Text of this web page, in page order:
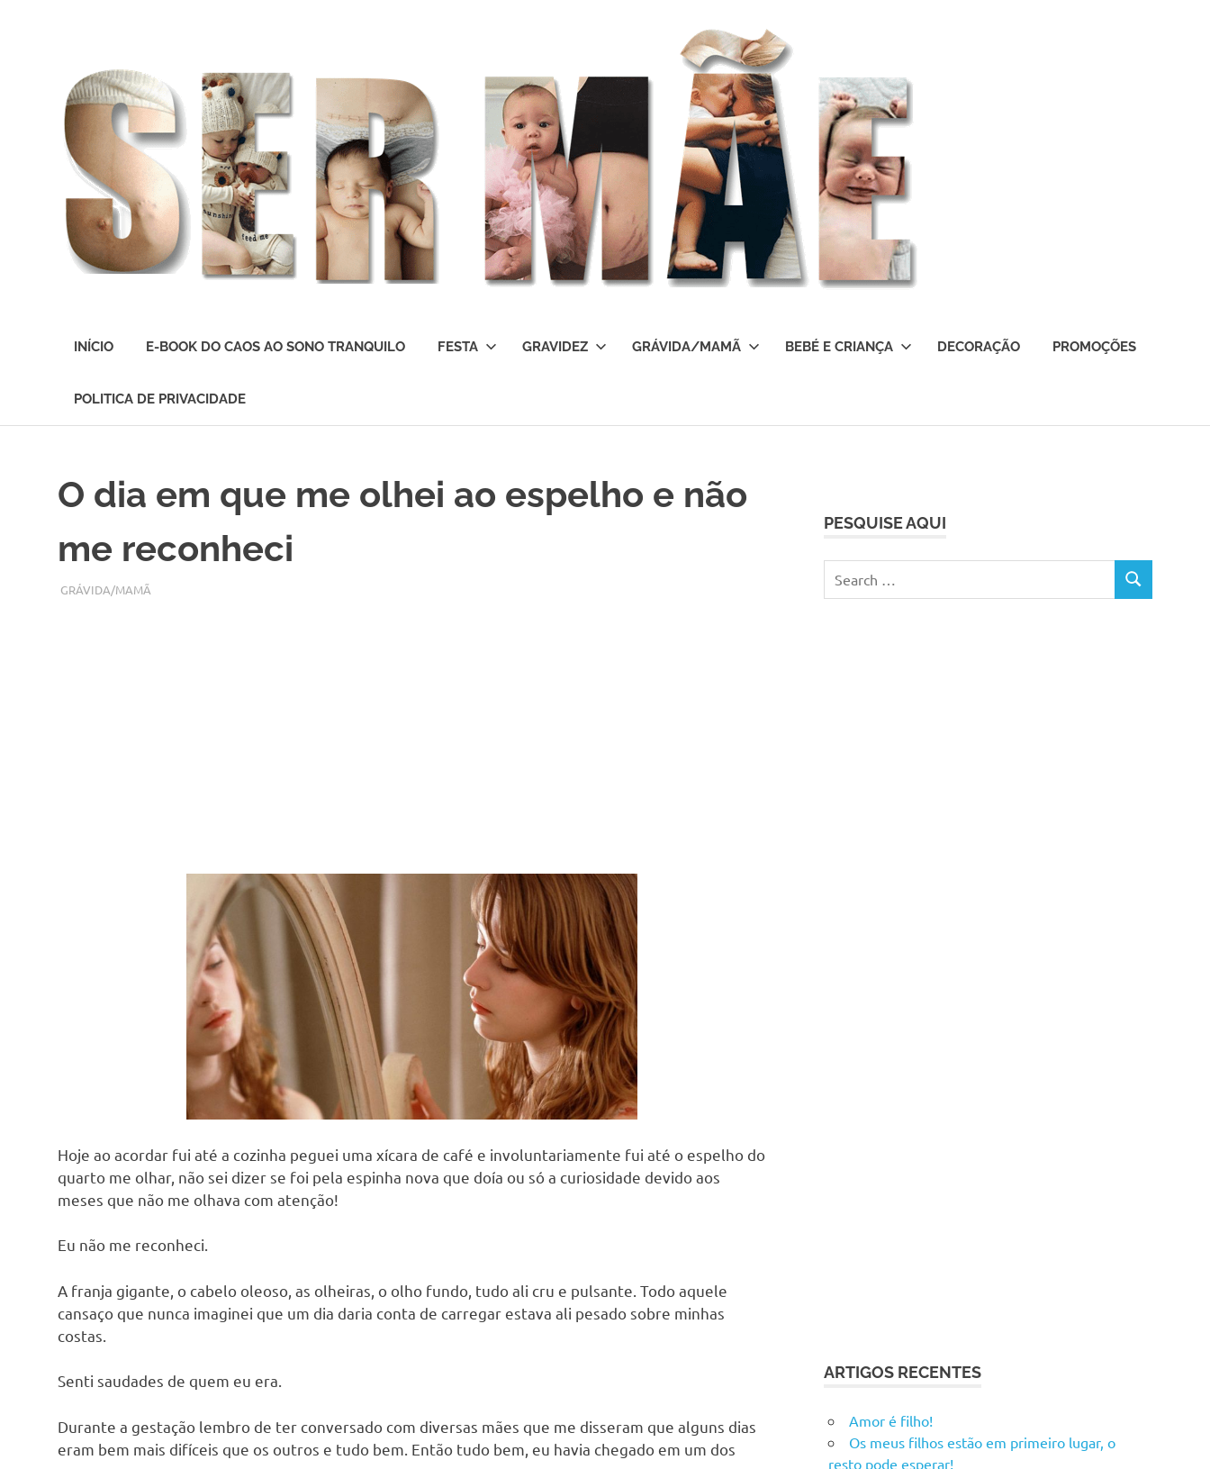
presente
INÍCIO E-BOOK DO CAOS AO SONO TRANQUILO FESTA GRAVIDEZ GRÁVIDA/MAMÃ BEBÉ E CRIANÇA DECORAÇÃO PROMOÇÕES
POLITICA DE PRIVACIDADE
O dia em que me olhei ao espelho e não
me reconheci
SETEMBRO 19, 2018
ADMIN
GRÁVIDA/MAMÃ
Hoje ao acordar fui até a cozinha peguei uma xícara de café e involuntariamente fui até o espelho do
quarto me olhar, não sei dizer se foi pela espinha nova que doía ou só a curiosidade devido aos
meses que não me olhava com atenção!
Eu não me reconheci.
A franja gigante, o cabelo oleoso, as olheiras, o olho fundo, tudo ali cru e pulsante. Todo aquele
cansaço que nunca imaginei que um dia daria conta de carregar estava ali pesado sobre minhas
costas.
Senti saudades de quem eu era.
Durante a gestação lembro de ter conversado com diversas mães que me disseram que alguns dias
eram bem mais difíceis que os outros e tudo bem. Então tudo bem, eu havia chegado em um dos
PESQUISE AQUI
for:
SEARCH
ARTIGOS RECENTES
Amor é filho!
Os meus filhos estão em primeiro lugar, o
resto pode esperar!